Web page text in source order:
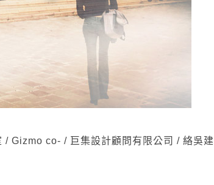
Gizmo co- / 巨集設計顧問有限公司 / 絡吳